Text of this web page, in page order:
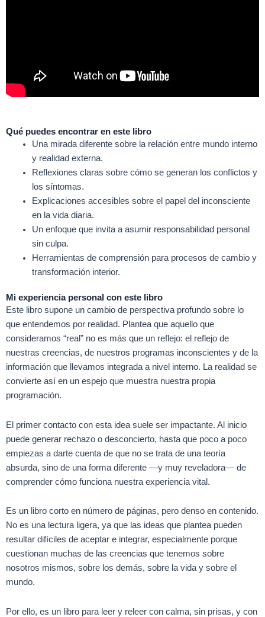
Qué puedes encontrar en este libro
Una mirada diferente sobre la relación entre mundo interno
y realidad externa.
Reflexiones claras sobre cómo se generan los conflictos y
los síntomas.
Explicaciones accesibles sobre el papel del inconsciente
en la vida diaria.
Un enfoque que invita a asumir responsabilidad personal
sin culpa.
Herramientas de comprensión para procesos de cambio y
transformación interior.
Mi experiencia personal con este libro
Este libro supone un cambio de perspectiva profundo sobre lo
que entendemos por realidad. Plantea que aquello que
consideramos “real” no es más que un reflejo: el reflejo de
nuestras creencias, de nuestros programas inconscientes y de la
información que llevamos integrada a nivel interno. La realidad se
convierte así en un espejo que muestra nuestra propia
programación.
El primer contacto con esta idea suele ser impactante. Al inicio
puede generar rechazo o desconcierto, hasta que poco a poco
empiezas a darte cuenta de que no se trata de una teoría
absurda, sino de una forma diferente —y muy reveladora— de
comprender cómo funciona nuestra experiencia vital.
Es un libro corto en número de páginas, pero denso en contenido.
No es una lectura ligera, ya que las ideas que plantea pueden
resultar difíciles de aceptar e integrar, especialmente porque
cuestionan muchas de las creencias que tenemos sobre
nosotros mismos, sobre los demás, sobre la vida y sobre el
mundo.
Por ello, es un libro para leer y releer con calma, sin prisas, y con